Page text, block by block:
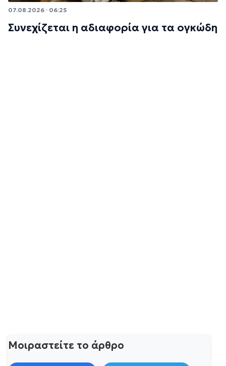
07.08.2026 · 06:25
Συνεχίζεται η αδιαφορία για τα ογκώδη
Μοιραστείτε το άρθρο